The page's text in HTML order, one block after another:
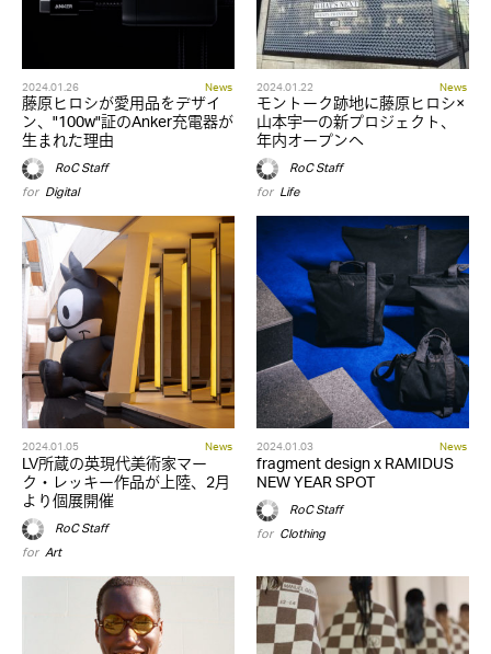
2024.01.26 News
藤原ヒロシが愛用品をデザイ
ン、"100w"証のAnker充電器が
生まれた理由
RoC Staff
for Digital
2024.01.22 News
モントーク跡地に藤原ヒロシ×
山本宇一の新プロジェクト、
年内オープンへ
RoC Staff
for Life
2024.01.05 News
LV所蔵の英現代美術家マー
ク・レッキー作品が上陸、2月
より個展開催
RoC Staff
for Art
2024.01.03 News
fragment design x RAMIDUS
NEW YEAR SPOT
RoC Staff
for Clothing